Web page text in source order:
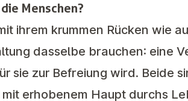
Menschen?
ihrem krummen Rücken wie
dasselbe brauchen: eine
sie zur Befreiung wird. Beide
erhobenem Haupt durchs